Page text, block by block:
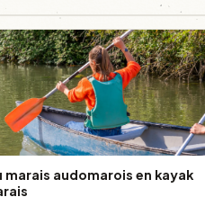
marais audomarois en kayak